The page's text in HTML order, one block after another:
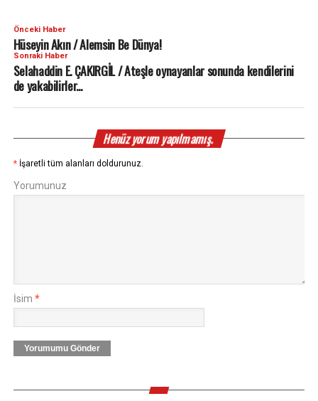
Önceki Haber
Hüseyin Akın / Alemsin Be Dünya!
Sonraki Haber
Selahaddin E. ÇAKIRGİL / Ateşle oynayanlar sonunda kendilerini
de yakabilirler...
Henüz yorum yapılmamış.
* İşaretli tüm alanları doldurunuz.
Yorumunuz
İsim *
Yorumumu Gönder